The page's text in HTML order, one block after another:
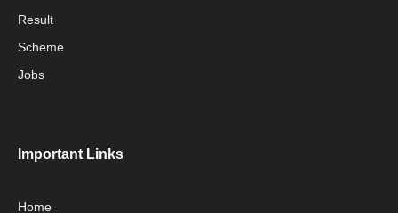
Result
Scheme
Jobs
Important Links
Home